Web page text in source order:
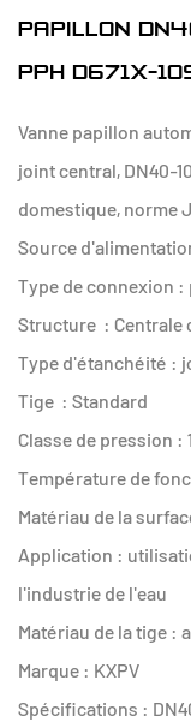
PAPILLON
PPH D671X-
Vanne papillon
joint central, DN40-
domestique, norme
Source
Type de connexion :
Structure : Centrale
Type d'étanchéité :
Tige : Standard
Classe de pression :
Température de
Matériau de la
Application :
l'industrie de l'eau
Matériau de la tige :
Marque : KXPV
Spécifications :